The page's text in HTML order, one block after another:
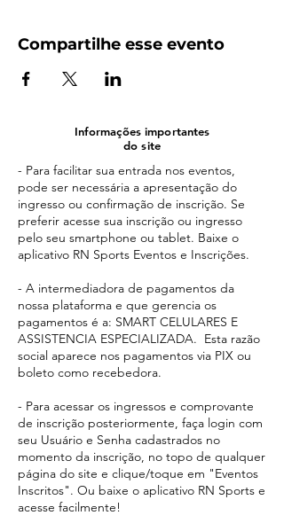
Compartilhe esse evento
Informações importantes
do site
- Para facilitar sua entrada nos eventos,
pode ser necessária a apresentação do
ingresso ou confirmação de inscrição. Se
preferir acesse sua inscrição ou ingresso
pelo seu smartphone ou tablet. Baixe o
aplicativo RN Sports Eventos e Inscrições.
- A intermediadora de pagamentos da
nossa plataforma e que gerencia os
pagamentos é a: SMART CELULARES E
ASSISTENCIA ESPECIALIZADA. Esta razão
social aparece nos pagamentos via PIX ou
boleto como recebedora.​
- Para acessar os ingressos e comprovante
de inscrição posteriormente, faça login com
seu Usuário e Senha cadastrados no
momento da inscrição, no topo de qualquer
página do site e clique/toque em "Eventos
Inscritos". Ou baixe o aplicativo RN Sports e
acesse facilmente!